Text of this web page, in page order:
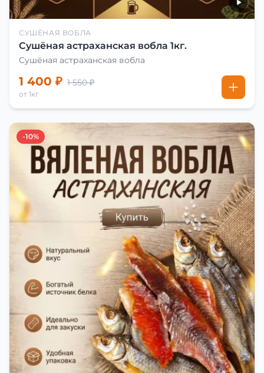
СУШЁНАЯ ВОБЛА
Сушёная астраханская вобла 1кг.
Сушёная астраханская вобла
1 400 ₽ 1 550 ₽
от 1кг
-10%